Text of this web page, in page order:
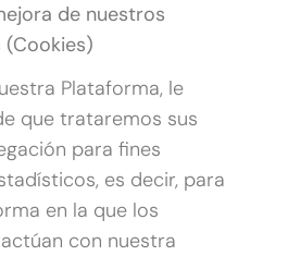
de nuestros
(Cookies)
Plataforma, le
que trataremos sus
para fines
es decir, para
en la que los
con nuestra